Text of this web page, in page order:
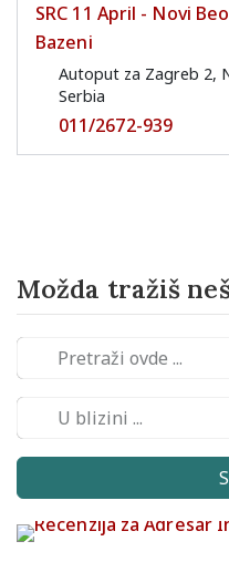
SRC 11 April - Novi
Bazeni
Autoput za Zagreb 2,
Serbia
011/2672-939
Možda tražiš